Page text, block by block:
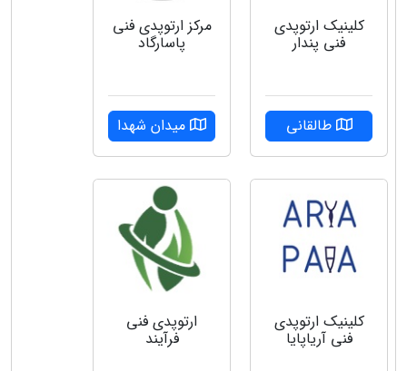
کلینیک ارتوپدی
فنی پندار
طالقانی
مرکز ارتوپدی فنی
پاسارگاد
میدان شهدا
کلینیک ارتوپدی
فنی آریاپایا
ارتوپدی فنی
فرآیند